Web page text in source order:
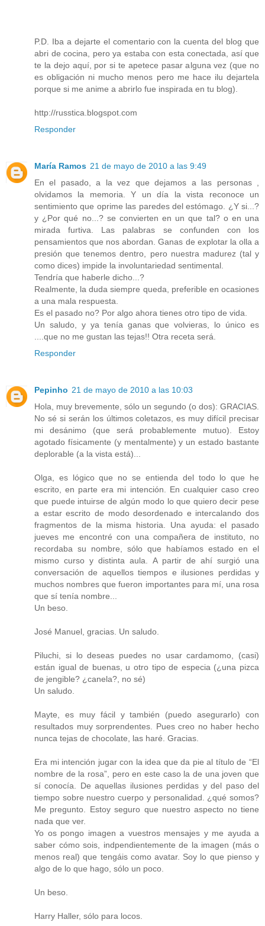
P.D. Iba a dejarte el comentario con la cuenta del blog que
abri de cocina, pero ya estaba con esta conectada, así que
te la dejo aquí, por si te apetece pasar alguna vez (que no
es obligación ni mucho menos pero me hace ilu dejartela
porque si me anime a abrirlo fue inspirada en tu blog).
http://russtica.blogspot.com
Responder
María Ramos 21 de mayo de 2010 a las 9:49
En el pasado, a la vez que dejamos a las personas ,
olvidamos la memoria. Y un día la vista reconoce un
sentimiento que oprime las paredes del estómago. ¿Y si...?
y ¿Por qué no...? se convierten en un que tal? o en una
mirada furtiva. Las palabras se confunden con los
pensamientos que nos abordan. Ganas de explotar la olla a
presión que tenemos dentro, pero nuestra madurez (tal y
como dices) impide la involuntariedad sentimental.
Tendría que haberle dicho...?
Realmente, la duda siempre queda, preferible en ocasiones
a una mala respuesta.
Es el pasado no? Por algo ahora tienes otro tipo de vida.
Un saludo, y ya tenía ganas que volvieras, lo único es
....que no me gustan las tejas!! Otra receta será.
Responder
Pepinho 21 de mayo de 2010 a las 10:03
Hola, muy brevemente, sólo un segundo (o dos): GRACIAS.
No sé si serán los últimos coletazos, es muy difícil precisar
mi desánimo (que será probablemente mutuo). Estoy
agotado físicamente (y mentalmente) y un estado bastante
deplorable (a la vista está)...
Olga, es lógico que no se entienda del todo lo que he
escrito, en parte era mi intención. En cualquier caso creo
que puede intuirse de algún modo lo que quiero decir pese
a estar escrito de modo desordenado e intercalando dos
fragmentos de la misma historia. Una ayuda: el pasado
jueves me encontré con una compañera de instituto, no
recordaba su nombre, sólo que habíamos estado en el
mismo curso y distinta aula. A partir de ahí surgió una
conversación de aquellos tiempos e ilusiones perdidas y
muchos nombres que fueron importantes para mí, una rosa
que sí tenía nombre...
Un beso.
José Manuel, gracias. Un saludo.
Piluchi, si lo deseas puedes no usar cardamomo, (casi)
están igual de buenas, u otro tipo de especia (¿una pizca
de jengible? ¿canela?, no sé)
Un saludo.
Mayte, es muy fácil y también (puedo asegurarlo) con
resultados muy sorprendentes. Pues creo no haber hecho
nunca tejas de chocolate, las haré. Gracias.
Era mi intención jugar con la idea que da pie al título de “El
nombre de la rosa”, pero en este caso la de una joven que
sí conocía. De aquellas ilusiones perdidas y del paso del
tiempo sobre nuestro cuerpo y personalidad. ¿qué somos?
Me pregunto. Estoy seguro que nuestro aspecto no tiene
nada que ver.
Yo os pongo imagen a vuestros mensajes y me ayuda a
saber cómo sois, indpendientemente de la imagen (más o
menos real) que tengáis como avatar. Soy lo que pienso y
algo de lo que hago, sólo un poco.
Un beso.
Harry Haller, sólo para locos.